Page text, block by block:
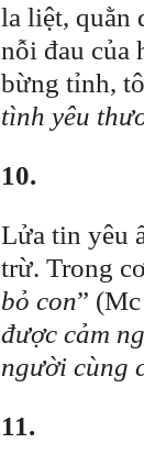
la liệt, quằn
nỗi đau của
bừng tỉnh,
tình yêu
10.
Lửa tin yêu
trừ. Trong
bỏ con”
được cảm
người cùng
11.